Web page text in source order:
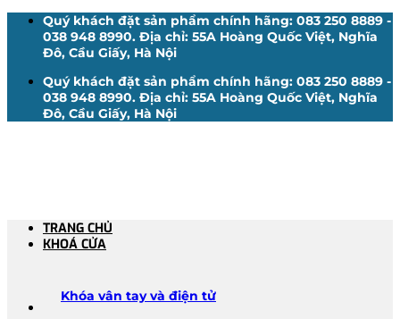
Quý khách đặt sản phẩm chính hãng: 083 250 8889 -
038 948 8990. Địa chỉ: 55A Hoàng Quốc Việt, Nghĩa
Đô, Cầu Giấy, Hà Nội
Quý khách đặt sản phẩm chính hãng: 083 250 8889 -
038 948 8990. Địa chỉ: 55A Hoàng Quốc Việt, Nghĩa
Đô, Cầu Giấy, Hà Nội
TRANG CHỦ
KHOÁ CỬA
Khóa vân tay và điện tử